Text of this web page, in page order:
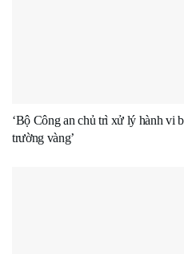
‘Bộ Công an chủ trì xử lý hành vi
trường vàng’